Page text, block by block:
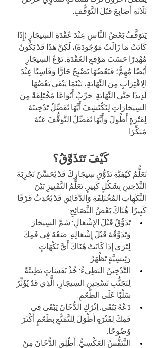
ثَلَاثَةِ أَصَابِعَ قَبْلَ التَّوَقُّفِ.
يَتَوَقَّفُ بَعْضُ النَّاسِ عِنْدَ عُقْدَةِ السِيجَارِ (إِذَا
كَانَتْ مَا زَالَتْ مَوْجُودَةً)، لَكِنَّ هَذَا قَدْ يَكُونُ
مُهْدِرًا حَسَبَ مَوْقِعِ العُقْدَةِ. نَوْعُ السِيجَارِ
أَيْضًا مُهِمٌّ؛ فَبَعْضُهَا يَصْبِحُ حَارًّا وَقَاسِيًا عِنْدَ
الِاقْتِرَابِ مِنَ النِّهَايَةِ، بَيْنَمَا يَبْقَى بَعْضُهَا
لَذِيذًا حَتَّى النِّهَايَةِ. جَرِّبْ أَنْوَاعًا مُخْتَلِفَةً مِنَ
السِيجَارَاتِ لِتَكْتَشِفَ أَيَّهَا تُفَضِّلُ تَدْخِينَهُ
لِفَتْرَةٍ أَطْوَلَ وَأَيَّهَا تُفَضِّلُ التَّوَقُّفَ عَنْهُ
مُبَكِّرًا.
كَيْفَ تَتَذَوَّقُ؟
تَعَلُّمُ كَيْفِيَّةِ تَذَوُّقِ سِيجَارِكَ قَدْ يُحَسِّنُ تَجْرِبَةَ
التَّدْخِينِ بِشَكْلٍ كَبِيرٍ. تَعَلُّمُ التَّمْيِيزِ بَيْنَ
النَّكَهِاتِ المُخْتَلِفَةِ وَالدَّقَائِقِ قَدْ يُحْدِثُ فَرْقًا
كَبِيرًا. هُنَاكَ بَعْضُ النَّصَائِحِ:
تَذَوُّقٌ قَبْلَ الإِشْعَالِ: شَمَّ السِيجَارَ
وَتَذَوَّقْهُ قَبْلَ إِشْعَالِهِ. ضَعْهُ فِي فَمِكَ
لِتَرَى إِذَا كَانَتْ هُنَاكَ أَيَّ نَكْهَاتٍ
رَئِيسِيَّةٍ تَظْهَرُ.
التَّدْخِينُ البَطِيءُ: خُذْ نَفَسَاتٍ بَطِيئَةً
لِتَجَنُّبِ تَسْخِينِ السِيجَارِ، الَّذِي قَدْ يُؤَثِّرُ
سَلْبًا عَلَى الطَّعْمِ.
دَعْهُ يَبْقَى: اِتْرُكِ الدُّخَانَ يَبْقَى فِي
فَمِكَ لِفَتْرَةٍ أَطْوَلَ لِلتَّمَتُّعِ بِطَعْمٍ أَكْثَرَ
وُضُوحًا.
التَّنَفُّسُ العَكْسِيُّ: أَطْلِقِ الدُّخَانَ مِنْ